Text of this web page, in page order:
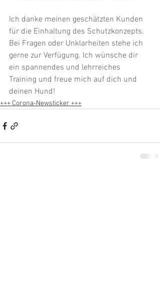
Ich danke meinen geschätzten Kunden
für die Einhaltung des Schutzkonzepts.
Bei Fragen oder Unklarheiten stehe ich
gerne zur Verfügung. Ich wünsche dir
ein spannendes und lehrreiches
Training und freue mich auf dich und
deinen Hund!
+++ Corona-Newsticker +++